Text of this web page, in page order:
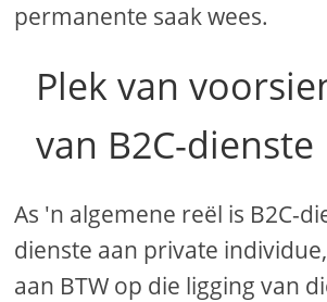
permanente saak wees.
Plek van
van B2C-dienste
As 'n algemene reël is B2C-
dienste aan private
aan BTW op die ligging van